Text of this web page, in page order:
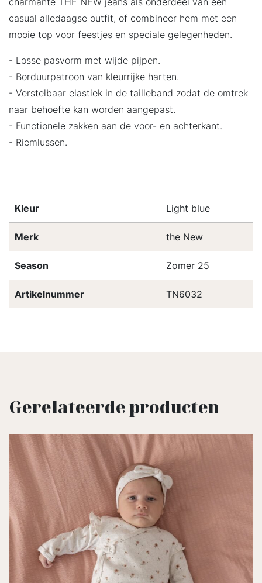
casual alledaagse outfit, of combineer hem met een
mooie top voor feestjes en speciale gelegenheden.
- Losse pasvorm met wijde pijpen.
- Borduurpatroon van kleurrijke harten.
- Verstelbaar elastiek in de tailleband zodat de omtrek
naar behoefte kan worden aangepast.
- Functionele zakken aan de voor- en achterkant.
- Riemlussen.
Kleur Light blue
Merk the New
Season Zomer 25
Artikelnummer TN6032
Gerelateerde producten